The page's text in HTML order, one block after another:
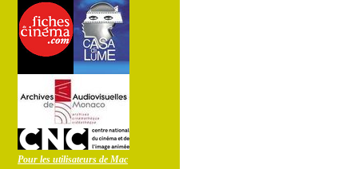
Pour les utilisateurs de Mac